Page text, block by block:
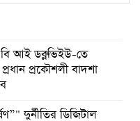
বি আই ডব্লুভিইউ-তে
প্রকৌশলী বাদশা
দুর্নীতির ডিজিটাল